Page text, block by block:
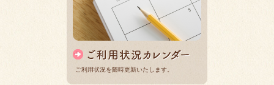
ご利用状況を随時更新いたします。